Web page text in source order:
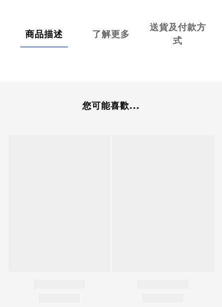
商品描述 了解更多
送貨及付款方
式
您可能喜歡...